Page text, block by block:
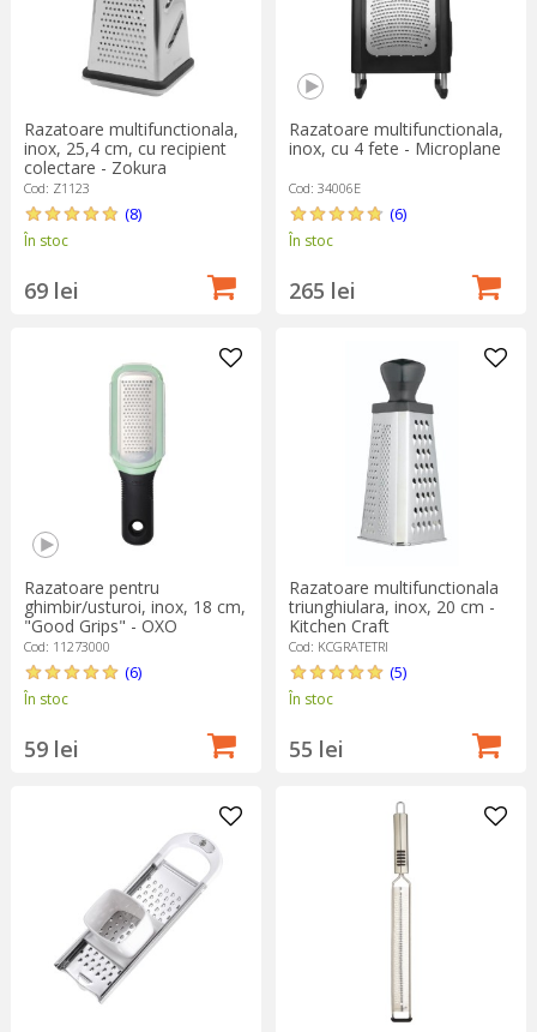
Razatoare multifunctionala,
inox, 25,4 cm, cu recipient
colectare - Zokura
Cod: Z1123
(8)
În stoc
69 lei
Razatoare multifunctionala,
inox, cu 4 fete - Microplane
Cod: 34006E
(6)
În stoc
265 lei
Razatoare pentru
ghimbir/usturoi, inox, 18 cm,
"Good Grips" - OXO
Cod: 11273000
(6)
În stoc
59 lei
Razatoare multifunctionala
triunghiulara, inox, 20 cm -
Kitchen Craft
Cod: KCGRATETRI
(5)
În stoc
55 lei